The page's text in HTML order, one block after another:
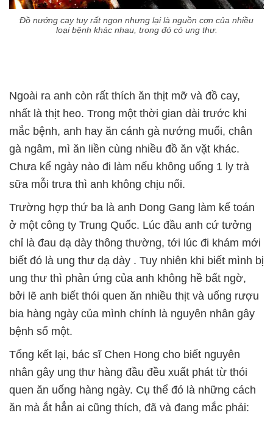
Đồ nướng cay tuy rất ngon nhưng lại là nguồn cơn của nhiều
loại bệnh khác nhau, trong đó có ung thư.
Ngoài ra anh còn rất thích ăn thịt mỡ và đồ cay,
nhất là thịt heo. Trong một thời gian dài trước khi
mắc bệnh, anh hay ăn cánh gà nướng muối, chân
gà ngâm, mì ăn liền cùng nhiều đồ ăn vặt khác.
Chưa kể ngày nào đi làm nếu không uống 1 ly trà
sữa mỗi trưa thì anh không chịu nổi.
Trường hợp thứ ba là anh Dong Gang làm kế toán
ở một công ty Trung Quốc. Lúc đầu anh cứ tưởng
chỉ là đau dạ dày thông thường, tới lúc đi khám mới
biết đó là ung thư dạ dày . Tuy nhiên khi biết mình bị
ung thư thì phản ứng của anh không hề bất ngờ,
bởi lẽ anh biết thói quen ăn nhiều thịt và uống rượu
bia hàng ngày của mình chính là nguyên nhân gây
bệnh số một.
Tổng kết lại, bác sĩ Chen Hong cho biết nguyên
nhân gây ung thư hàng đầu đều xuất phát từ thói
quen ăn uống hàng ngày. Cụ thể đó là những cách
ăn mà ắt hẳn ai cũng thích, đã và đang mắc phải: